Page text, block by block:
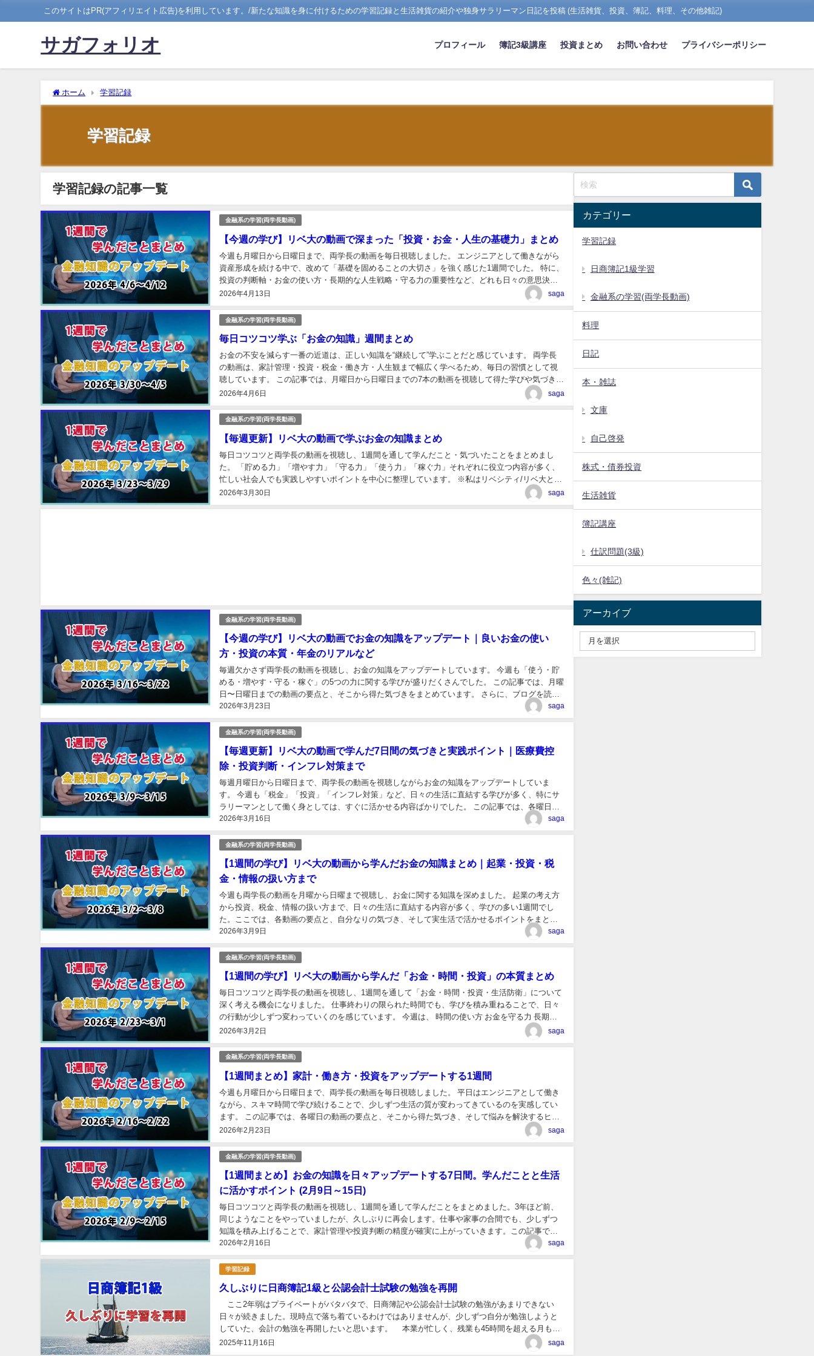
このサイトはPR(アフィリエイト広告)を利用しています。/新たな知識を身に付けるための学習記録と生活雑貨の紹介や独身サラリーマン日記を投稿 (生活雑貨、投資、簿記、料理、その他雑記)
サガフォリオ プロフィール 簿記3級講座 投資まとめ お問い合わせ プライバシーポリシー
ホーム 学習記録
学習記録
学習記録の記事一覧
金融系の学習(両学長動画)
【今週の学び】リベ大の動画で深まった「投資・お金・人生の基礎力」まとめ
2026年4月13日
今週も月曜日から日曜日まで、両学長の動画を毎日視聴しました。 エンジニアとして働きながら
資産形成を続ける中で、改めて「基礎を固めることの大切さ」を強く感じた1週間でした。 特に、
投資の判断軸・お金の使い方・長期的な人生戦略・守る力の重要性など、どれも日々の意思決定
に直結する内容ばかり。 この記事では、各動画の要点と私自...
saga
金融系の学習(両学長動画)
毎日コツコツ学ぶ「お金の知識」週間まとめ
2026年4月6日
お金の不安を減らす一番の近道は、正しい知識を“継続して”学ぶことだと感じています。 両学長
の動画は、家計管理・投資・税金・働き方・人生観まで幅広く学べるため、毎日の習慣として視
聴しています。 この記事では、月曜日から日曜日までの7本の動画を視聴して得た学びや気づきを
まとめました。 単なる要約ではなく、「今日から使える具...
saga
金融系の学習(両学長動画)
【毎週更新】リベ大の動画で学ぶお金の知識まとめ
2026年3月30日
毎日コツコツと両学長の動画を視聴し、1週間を通して学んだこと・気づいたことをまとめまし
た。 「貯める力」「増やす力」「守る力」「使う力」「稼ぐ力」それぞれに役立つ内容が多く、
忙しい社会人でも実践しやすいポイントを中心に整理しています。 ※私はリベシティ/リベ大と関
係なく、動画を見て、感じたことを簡潔に書いており、内容と...
saga
金融系の学習(両学長動画)
【今週の学び】リベ大の動画でお金の知識をアップデート｜良いお金の使い
方・投資の本質・年金のリアルなど
2026年3月23日
毎週欠かさず両学長の動画を視聴し、お金の知識をアップデートしています。 今週も「使う・貯
める・増やす・守る・稼ぐ」の5つの力に関する学びが盛りだくさんでした。 この記事では、月曜
日〜日曜日までの動画の要点と、そこから得た気づきをまとめています。 さらに、ブログを読ん
でくださる方が抱えがちな「お金の悩み」を解決するヒント...
saga
金融系の学習(両学長動画)
【毎週更新】リベ大の動画で学んだ7日間の気づきと実践ポイント｜医療費控
除・投資判断・インフレ対策まで
2026年3月16日
毎週月曜日から日曜日まで、両学長の動画を視聴しながらお金の知識をアップデートしていま
す。 今週も「税金」「投資」「インフレ対策」など、日々の生活に直結する学びが多く、特にサ
ラリーマンとして働く身としては、すぐに活かせる内容ばかりでした。 この記事では、各曜日の
動画の要点と、そこから得た気づき・読者の悩みを解決する実践ポ...
saga
金融系の学習(両学長動画)
【1週間の学び】リベ大の動画から学んだお金の知識まとめ｜起業・投資・税
金・情報の扱い方まで
2026年3月9日
今週も両学長の動画を月曜から日曜まで視聴し、お金に関する知識を深めました。 起業の考え方
から投資、税金、情報の扱い方まで、日々の生活に直結する内容が多く、学びの多い1週間でし
た。ここでは、各動画の要点と、自分なりの気づき、そして実生活で活かせるポイントをまとめ
ます。 ※私はリベシティ/リベ大と関係なく、動画を見て、感じ...
saga
金融系の学習(両学長動画)
【1週間の学び】リベ大の動画から学んだ「お金・時間・投資」の本質まとめ
2026年3月2日
毎日コツコツと両学長の動画を視聴し、1週間を通して「お金・時間・投資・生活防衛」について
深く考える機会になりました。 仕事終わりの限られた時間でも、学びを積み重ねることで、日々
の行動が少しずつ変わっていくのを感じています。 今週は、 時間の使い方 お金を守る力 長期投
資の不安との向き合い方 稼ぐ力の本質 家計を守る補助...
saga
金融系の学習(両学長動画)
【1週間まとめ】家計・働き方・投資をアップデートする1週間
2026年2月23日
今週も月曜日から日曜日まで、両学長の動画を毎日視聴しました。 平日はエンジニアとして働き
ながら、スキマ時間で学び続けることで、少しずつ生活の質が変わってきているのを実感してい
ます。 この記事では、各曜日の動画の要点と、そこから得た気づき、そして悩みを解決するヒン
トをまとめました。 ※私はリベシティ/リベ大と関係なく、動...
saga
金融系の学習(両学長動画)
【1週間まとめ】お金の知識を日々アップデートする7日間。学んだことと生活
に活かすポイント (2月9日～15日)
2026年2月16日
毎日コツコツと両学長の動画を視聴し、1週間を通して学んだことをまとめました。3年ほど前、
同じようなことをやっていましたが、久しぶりに再会します。仕事や家事の合間でも、少しずつ
知識を積み上げることで、家計管理や投資判断の精度が確実に上がっていきます。この記事で
は、曜日ごとの動画の要点と、そこから得た気づき、さらに悩みを解...
saga
学習記録
久しぶりに日商簿記1級と公認会計士試験の勉強を再開
2025年11月16日
ここ2年弱はプライベートがバタバタで、日商簿記や公認会計士試験の勉強があまりできない
日々が続きました。現時点で落ち着ているわけではありませんが、少しずつ自分が勉強しようと
していた、会計の勉強を再開したいと思います。 本業が忙しく、残業も45時間を超える月もボ
チボチあり、結構疲労感があり、中々活力のある日々を過ごして...
saga
カテゴリー
学習記録
日商簿記1級学習
金融系の学習(両学長動画)
料理
日記
本・雑誌
文庫
自己啓発
株式・債券投資
生活雑貨
簿記講座
仕訳問題(3級)
色々(雑記)
アーカイブ